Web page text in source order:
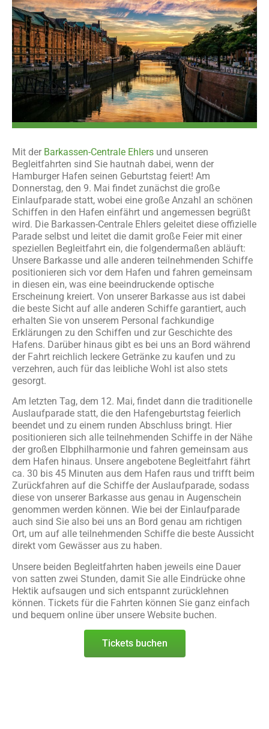
Mit der Barkassen-Centrale Ehlers und unseren
Begleitfahrten sind Sie hautnah dabei, wenn der
Hamburger Hafen seinen Geburtstag feiert! Am
Donnerstag, den 9. Mai findet zunächst die große
Einlaufparade statt, wobei eine große Anzahl an schönen
Schiffen in den Hafen einfährt und angemessen begrüßt
wird. Die Barkassen-Centrale Ehlers geleitet diese offizielle
Parade selbst und leitet die damit große Feier mit einer
speziellen Begleitfahrt ein, die folgendermaßen abläuft:
Unsere Barkasse und alle anderen teilnehmenden Schiffe
positionieren sich vor dem Hafen und fahren gemeinsam
in diesen ein, was eine beeindruckende optische
Erscheinung kreiert. Von unserer Barkasse aus ist dabei
die beste Sicht auf alle anderen Schiffe garantiert, auch
erhalten Sie von unserem Personal fachkundige
Erklärungen zu den Schiffen und zur Geschichte des
Hafens. Darüber hinaus gibt es bei uns an Bord während
der Fahrt reichlich leckere Getränke zu kaufen und zu
verzehren, auch für das leibliche Wohl ist also stets
gesorgt.
Am letzten Tag, dem 12. Mai, findet dann die traditionelle
Auslaufparade statt, die den Hafengeburtstag feierlich
beendet und zu einem runden Abschluss bringt. Hier
positionieren sich alle teilnehmenden Schiffe in der Nähe
der großen Elbphilharmonie und fahren gemeinsam aus
dem Hafen hinaus. Unsere angebotene Begleitfahrt fährt
ca. 30 bis 45 Minuten aus dem Hafen raus und trifft beim
Zurückfahren auf die Schiffe der Auslaufparade, sodass
diese von unserer Barkasse aus genau in Augenschein
genommen werden können. Wie bei der Einlaufparade
auch sind Sie also bei uns an Bord genau am richtigen
Ort, um auf alle teilnehmenden Schiffe die beste Aussicht
direkt vom Gewässer aus zu haben.
Unsere beiden Begleitfahrten haben jeweils eine Dauer
von satten zwei Stunden, damit Sie alle Eindrücke ohne
Hektik aufsaugen und sich entspannt zurücklehnen
können. Tickets für die Fahrten können Sie ganz einfach
und bequem online über unsere Website buchen.
Tickets buchen